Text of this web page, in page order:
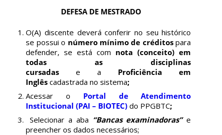
DEFESA DE MESTRADO
O(A) discente deverá conferir no seu histórico
se possui o número mínimo de créditospara
defender, se está com nota (conceito) em
todas as disciplinas
cursadase a Proficiência em
Inglêscadastrada no sistema;
Acessar o
Portal de Atendimento
Institucional (PAI – BIOTEC) do PPGBTC;
Selecionar a aba “Bancas examinadoras”e
preencher os dados necessários;